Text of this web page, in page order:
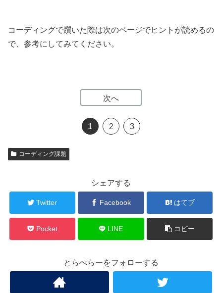
コーディングで躓いた際は次のページでヒントが読めるの
で、参考にしてみてください。
次へ
1 2 3
コーディング課題
シェアする
Twitter Facebook はてブ
Pocket LINE コピー
とらべらーをフォローする